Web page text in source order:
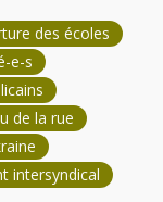
des écoles
e-s
de la rue
intersyndical